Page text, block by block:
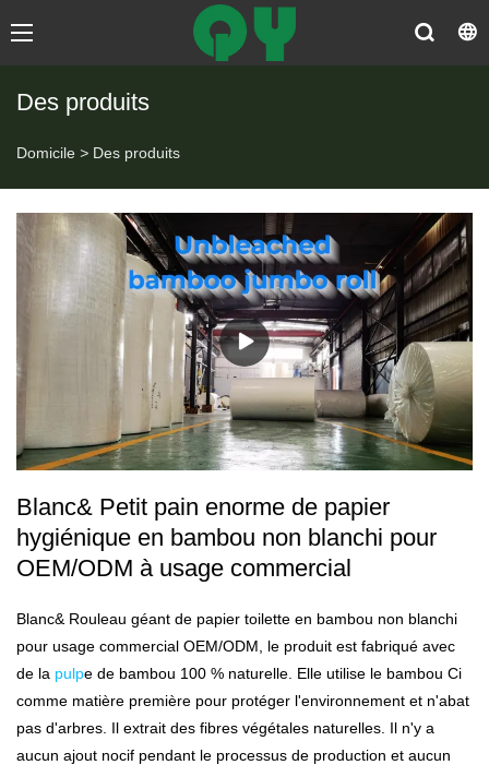
Des produits
Domicile > Des produits
Blanc& Petit pain enorme de papier
hygiénique en bambou non blanchi pour
OEM/ODM à usage commercial
Blanc& Rouleau géant de papier toilette en bambou non blanchi
pour usage commercial OEM/ODM, le produit est fabriqué avec
de la pulpe de bambou 100 % naturelle. Elle utilise le bambou Ci
comme matière première pour protéger l'environnement et n'abat
pas d'arbres. Il extrait des fibres végétales naturelles. Il n'y a
aucun ajout nocif pendant le processus de production et aucun